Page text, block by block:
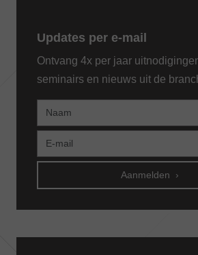
Updates per e-mail
Ontvang 4x per jaar
seminairs en nieuws uit de
Aanmelden